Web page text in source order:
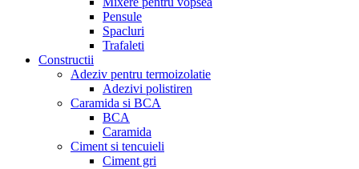
Pensule
Spacluri
Trafaleti
Constructii
Adeziv pentru termoizolatie
Adezivi polistiren
Caramida si BCA
BCA
Caramida
Ciment si tencuieli
Ciment gri